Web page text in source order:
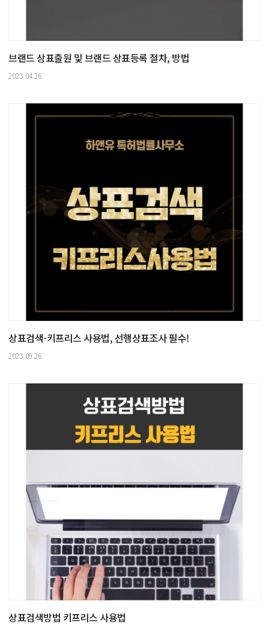
브랜드 상표출원 및 브랜드 상표등록 절차, 방법
2023.04.26
상표검색-키프리스 사용법, 선행상표조사 필수!
2023.09.26
상표검색방법 키프리스 사용법